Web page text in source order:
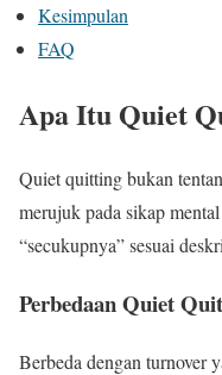
Kesimpulan
FAQ
Apa Itu Quiet
Quiet quitting bukan
merujuk pada sikap
“secukupnya” sesuai
Perbedaan Quiet
Berbeda dengan turnover